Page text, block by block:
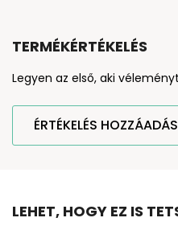
TERMÉKÉRTÉKELÉS
Legyen az első, aki
ÉRTÉKELÉS
LEHET, HOGY EZ IS